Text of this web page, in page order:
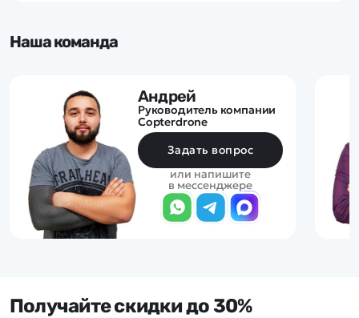
Наша команда
Андрей
Руководитель компании
Copterdrone
Задать вопрос
или напишите
в мессенджере
Получайте скидки до 30%